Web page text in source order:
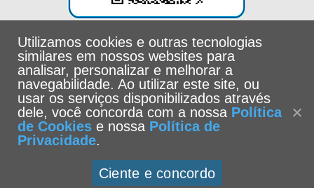
Política de Cookies
Utilizamos cookies e outras tecnologias
similares em nossos websites para
analisar, personalizar e melhorar a
navegabilidade. Ao utilizar este site, ou
usar os serviços disponibilizados através
dele, você concorda com a nossa Política
de Cookies e nossa Política de
Privacidade.
Ciente e concordo